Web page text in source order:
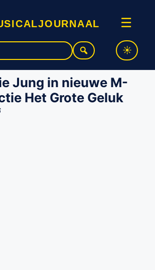
☰
Jung in nieuwe M-
Het Grote Geluk